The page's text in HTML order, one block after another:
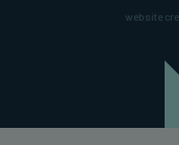
website